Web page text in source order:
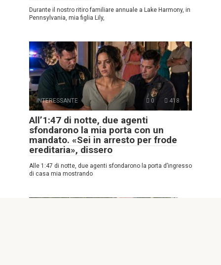
Durante il nostro ritiro familiare annuale a Lake Harmony, in
Pennsylvania, mia figlia Lily,
INTERESSANTE 0 418
All’1:47 di notte, due agenti
sfondarono la mia porta con un
mandato. «Sei in arresto per frode
ereditaria», dissero
Alle 1:47 di notte, due agenti sfondarono la porta d’ingresso
di casa mia mostrando